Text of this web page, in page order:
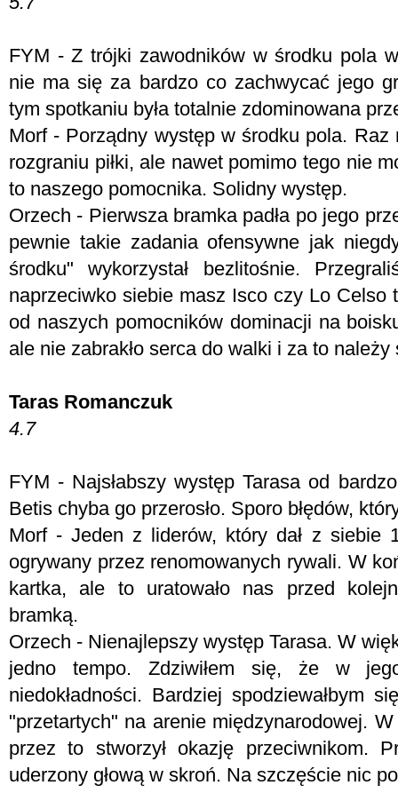
FYM -Z trójki zawodników w środku pola
nie ma się za bardzo co zachwycać jego
tym spotkaniu była totalnie zdominowana
Morf - Porządny występ w środku pola. Raz
rozgraniu piłki, ale nawet pomimo tego nie
to naszego pomocnika. Solidny występ.
Orzech - Pierwsza bramka padła po jego
pewnie takie zadania ofensywne jak
środku" wykorzystał bezlitośnie.
naprzeciwko siebie masz Isco czy Lo Celso
od naszych pomocników dominacji na
ale nie zabrakło serca do walki i za to należy
Taras Romanczuk
4.7
FYM - Najsłabszy występ Tarasa od
Betis chyba go przerosło. Sporo błędów,
Morf - Jeden z liderów, który dał z siebie
ogrywany przez renomowanych rywali. W
kartka, ale to uratowało nas przed
bramką.
Orzech - Nienajlepszy występ Tarasa. W
jedno tempo. Zdziwiłem się, że w
niedokładności. Bardziej spodziewałbym
"przetartych" na arenie międzynarodowej.
przez to stworzył okazję przeciwnikom.
uderzony głową w skroń. Na szczęście nic